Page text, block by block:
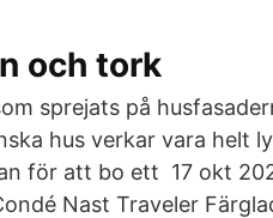
och tork
sprejats på
hus verkar vara helt
för att bo ett 17 okt
Nast Traveler